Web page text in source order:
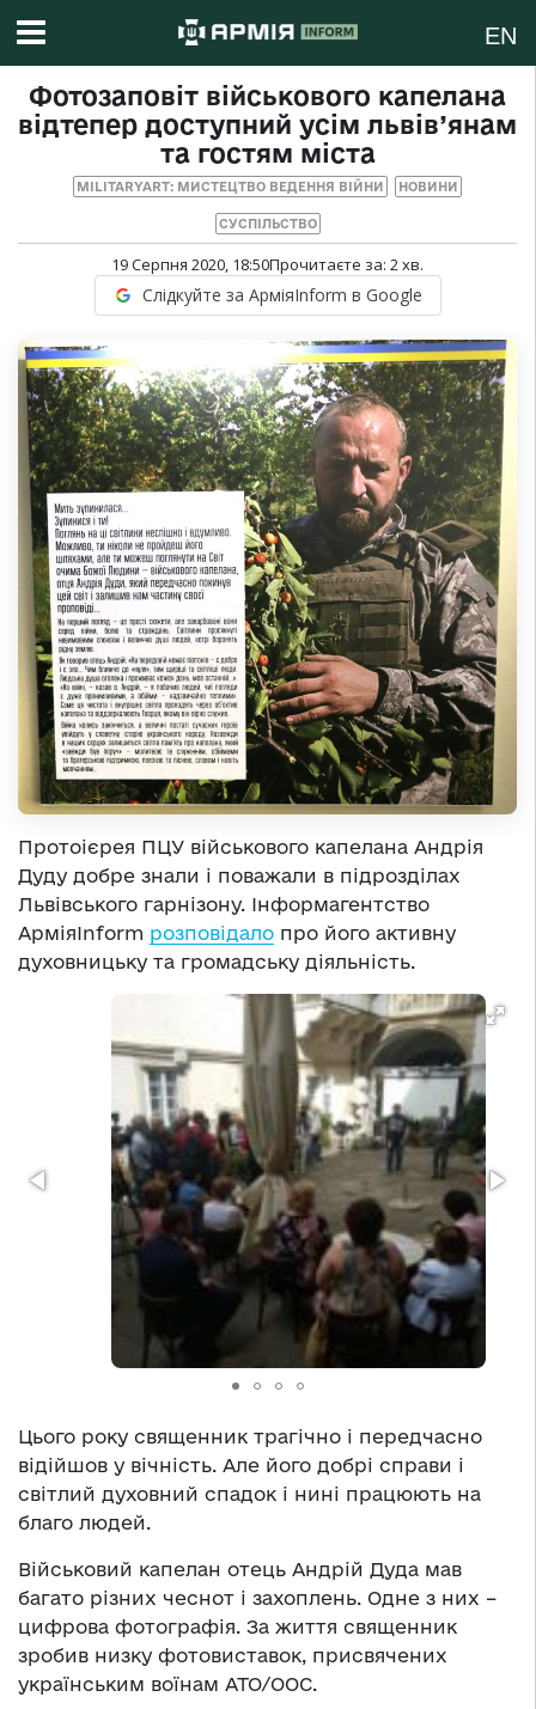
EN
Фотозаповіт військового капелана
відтепер доступний усім львів’янам
та гостям міста
MILITARYART: МИСТЕЦТВО ВЕДЕННЯ ВІЙНИ НОВИНИ
СУСПІЛЬСТВО
19 Серпня 2020, 18:50Прочитаєте за: 2хв.
Слідкуйте за АрміяInform в Google
Протоієрея ПЦУ військового капелана Андрія
Дуду добре знали і поважали в підрозділах
Львівського гарнізону. Інформагентство
АрміяІnform розповідало про його активну
духовницьку та громадську діяльність.
Цього року священник трагічно і передчасно
відійшов у вічність. Але його добрі справи і
світлий духовний спадок і нині працюють на
благо людей.
Військовий капелан отець Андрій Дуда мав
багато різних чеснот і захоплень. Одне з них –
цифрова фотографія. За життя священник
зробив низку фотовиставок, присвячених
українським воїнам АТО/ООС.